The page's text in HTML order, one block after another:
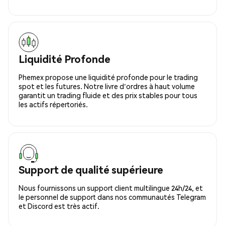
Liquidité Profonde
Phemex propose une liquidité profonde pour le trading
spot et les futures. Notre livre d'ordres à haut volume
garantit un trading fluide et des prix stables pour tous
les actifs répertoriés.
Support de qualité supérieure
Nous fournissons un support client multilingue 24h/24, et
le personnel de support dans nos communautés Telegram
et Discord est très actif.